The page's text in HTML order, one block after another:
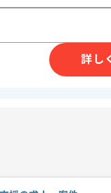
方へ
スキルをお持ちであれば
詳し